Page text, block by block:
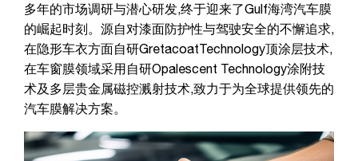
多年的市场调研与潜心研发,终于迎来了Gulf海湾汽车膜
的崛起时刻。源自对漆面防护性与驾驶安全的不懈追求,
在隐形车衣方面自研GretacoatTechnology顶涂层技术,
在车窗膜领域采用自研Opalescent Technology涂附技
术及多层贵金属磁控溅射技术,致力于为全球提供领先的
汽车膜解决方案。